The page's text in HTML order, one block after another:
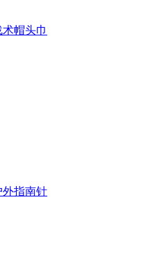
术帽头巾
外指南针